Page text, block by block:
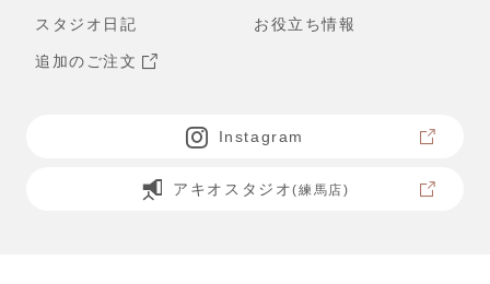
スタジオ日記 お役立ち情報
追加のご注文
Instagram
アキオスタジオ(練馬店)